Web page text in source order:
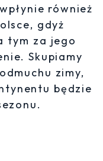
również
gdyż
tym za jego
Skupiamy
zimy,
będzie